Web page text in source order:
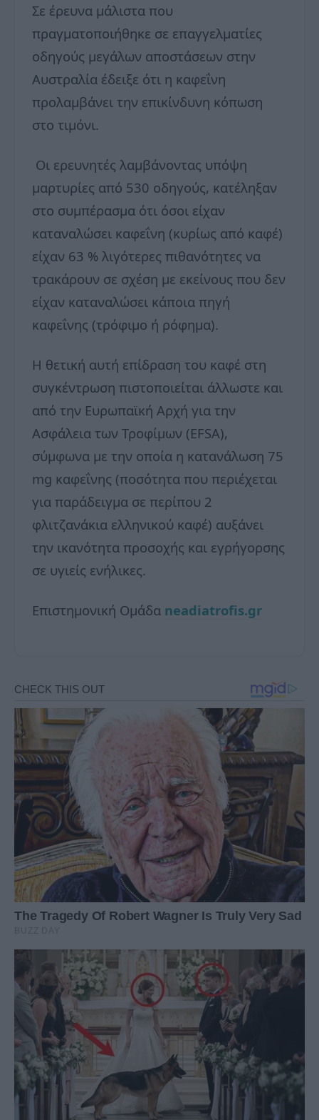
Σε έρευνα μάλιστα που
πραγματοποιήθηκε σε επαγγελματίες
οδηγούς μεγάλων αποστάσεων στην
Αυστραλία έδειξε ότι η καφεΐνη
προλαμβάνει την επικίνδυνη κόπωση
στο τιμόνι.
Οι ερευνητές λαμβάνοντας υπόψη
μαρτυρίες από 530 οδηγούς, κατέληξαν
στο συμπέρασμα ότι όσοι είχαν
καταναλώσει καφεΐνη (κυρίως από καφέ)
είχαν 63 % λιγότερες πιθανότητες να
τρακάρουν σε σχέση με εκείνους που δεν
είχαν καταναλώσει κάποια πηγή
καφεΐνης (τρόφιμο ή ρόφημα).
Η θετική αυτή επίδραση του καφέ στη
συγκέντρωση πιστοποιείται άλλωστε και
από την Ευρωπαϊκή Αρχή για την
Ασφάλεια των Τροφίμων (EFSA),
σύμφωνα με την οποία η κατανάλωση 75
mg καφεΐνης (ποσότητα που περιέχεται
για παράδειγμα σε περίπου 2
φλιτζανάκια ελληνικού καφέ) αυξάνει
την ικανότητα προσοχής και εγρήγορσης
σε υγιείς ενήλικες.
Επιστημoνική Ομάδα neadiatrofis.gr